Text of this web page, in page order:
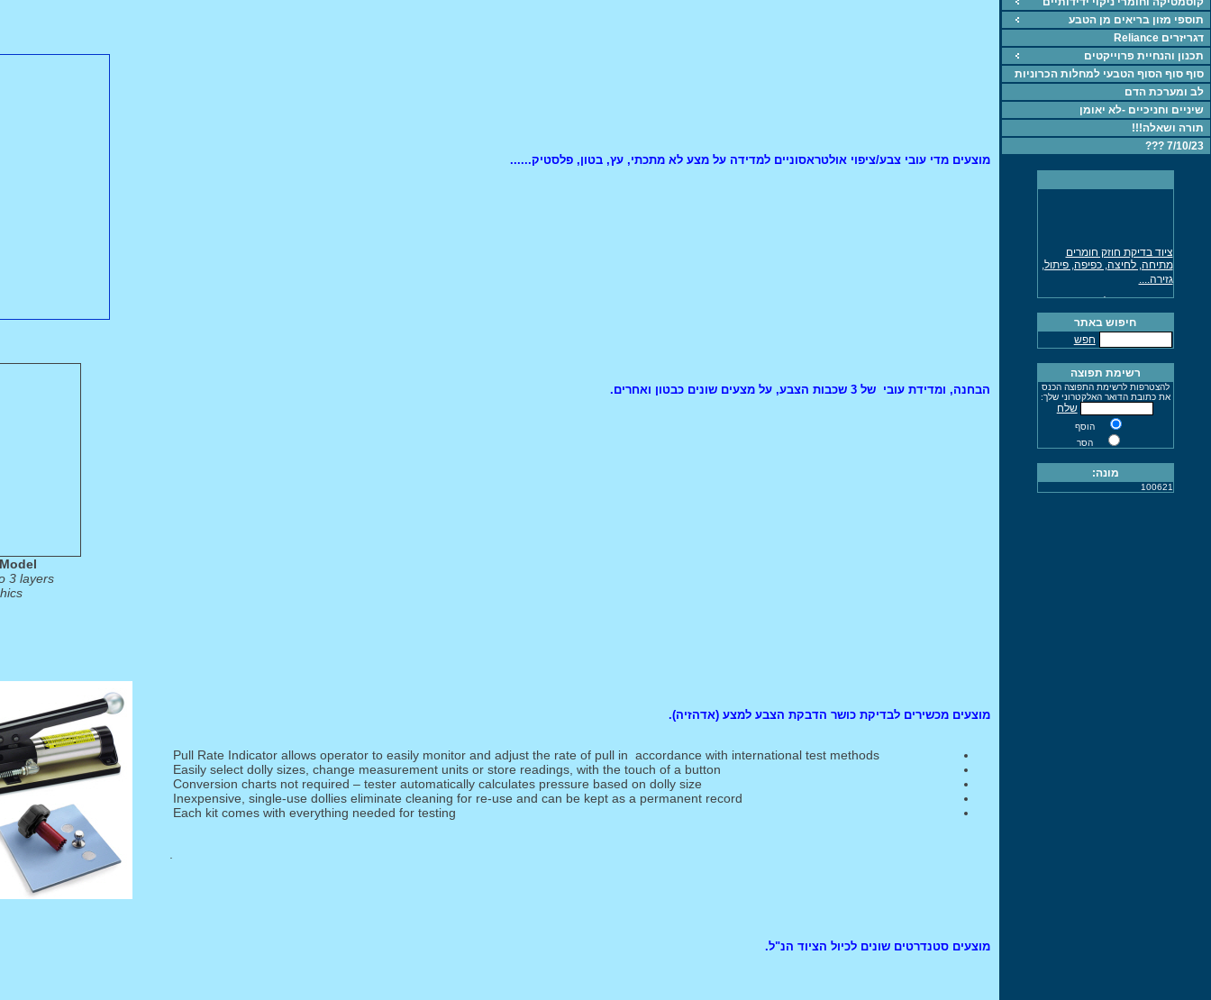
תוספי מזון בריאים מן הטבע
דגריזרים Reliance
תכנון והנחיית פרוייקטים
סוף סוף הסוף הטבעי למחלות הכרוניות
לב ומערכת הדם
שיניים וחניכיים -לא יאומן
תורה ושאלה!!!
7/10/23 ???
מתיחה, לחיצה, כפיפה, פיתול,
גזירה....
מכונת מתיחה לתחום
מכונת מתיחה לתחום הבניה
נמסרה ללקוח
מד עובי צבע גילוון
מד רפלקטיסיות
ציוד למדידות מכאניות
ציוד התזה וצביעה איירלס
ושירותי תיקונים
השחזת מקדחים עד קןטר 50
חיפוש באתר
חפש
רשימת תפוצה
להצטרפות לרשימת התפוצה הכנס
את כתובת הדואר האלקטרוני שלך:
שלח
הוסף
הסר
מונה:
100621
מוצעים מדי עובי צבע/ציפוי אולטראסוניים למדידה על מצע לא מתכתי, עץ, בטון, פלסטיק......
הבחנה, ומדידת עובי של 3 שכבות הצבע, על מצעים שונים כבטון ואחרים.
3 layers
מוצעים מכשירים לבדיקת כושר הדבקת הצבע למצע (אדהזיה).
Pull Rate Indicator allows operator to easily monitor and adjust the rate of pull in accordance with international test methods
Easily select dolly sizes, change measurement units or store readings, with the touch of a button
Conversion charts not required – tester automatically calculates pressure based on dolly size
Inexpensive, single-use dollies eliminate cleaning for re-use and can be kept as a permanent record
Each kit comes with everything needed for testing
מוצעים סטנדרטים שונים לכיול הציוד הנ"ל.